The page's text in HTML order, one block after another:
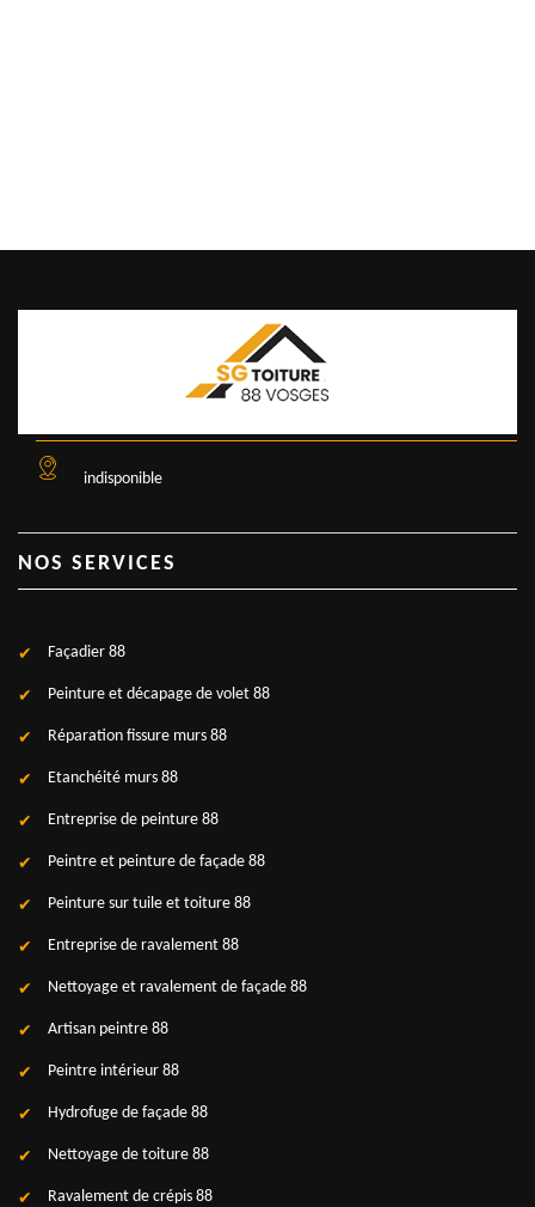
indisponible
NOS SERVICES
Façadier 88
Peinture et décapage de volet 88
Réparation fissure murs 88
Etanchéité murs 88
Entreprise de peinture 88
Peintre et peinture de façade 88
Peinture sur tuile et toiture 88
Entreprise de ravalement 88
Nettoyage et ravalement de façade 88
Artisan peintre 88
Peintre intérieur 88
Hydrofuge de façade 88
Nettoyage de toiture 88
Ravalement de crépis 88